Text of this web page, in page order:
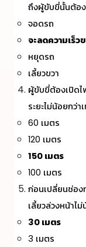
ถึงผู้ขับขี่นั้นต้อง
จอดรถ
จะลดความเร็ว
หยุดรถ
เลี้ยวขวา
ผู้ขับขี่ต้องเปิดไ
ระยะไม่น้อยกว่า
60 เมตร
120 เมตร
150 เมตร
100 เมตร
ก่อนเปลี่ยนช่อ
เลี้ยวล่วงหน้าไ
30 เมตร
3 เมตร